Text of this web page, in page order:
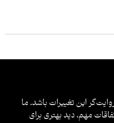
این تغییرات باشد. ما
مهم، دید بهتری برای